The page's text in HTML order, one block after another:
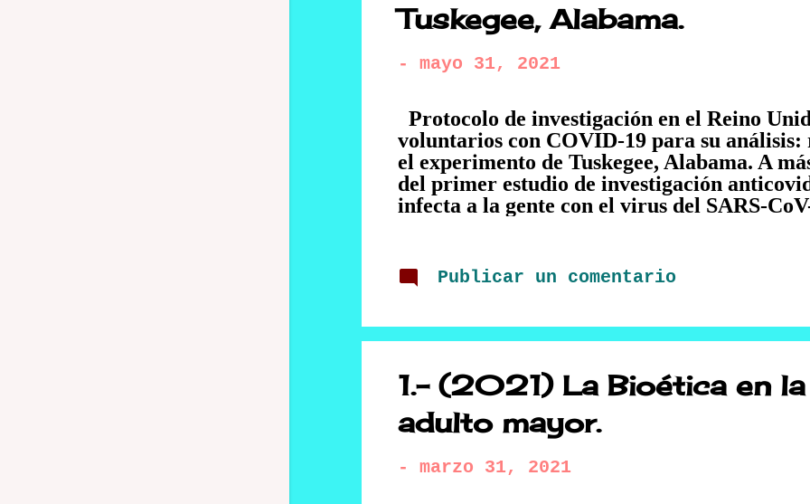
Tuskegee, Alabama.
- mayo 31, 2021
Protocolo de investigación en el Reino
voluntarios con COVID-19 para su
el experimento de Tuskegee, Alabama. A
del primer estudio de investigación
infecta a la gente con el virus del SARS-
con Sífilis para poder analizar la evolución
cuando no se lleva a cabo un tratamiento.
Estados Unidos y su culminación llevó a la
siglo XXI diferentes sucesos históricos
aspectos bioéticos que se relacionan con la
Publicar un comentario
1.- (2021) La Bioética en
adulto mayor.
- marzo 31, 2021